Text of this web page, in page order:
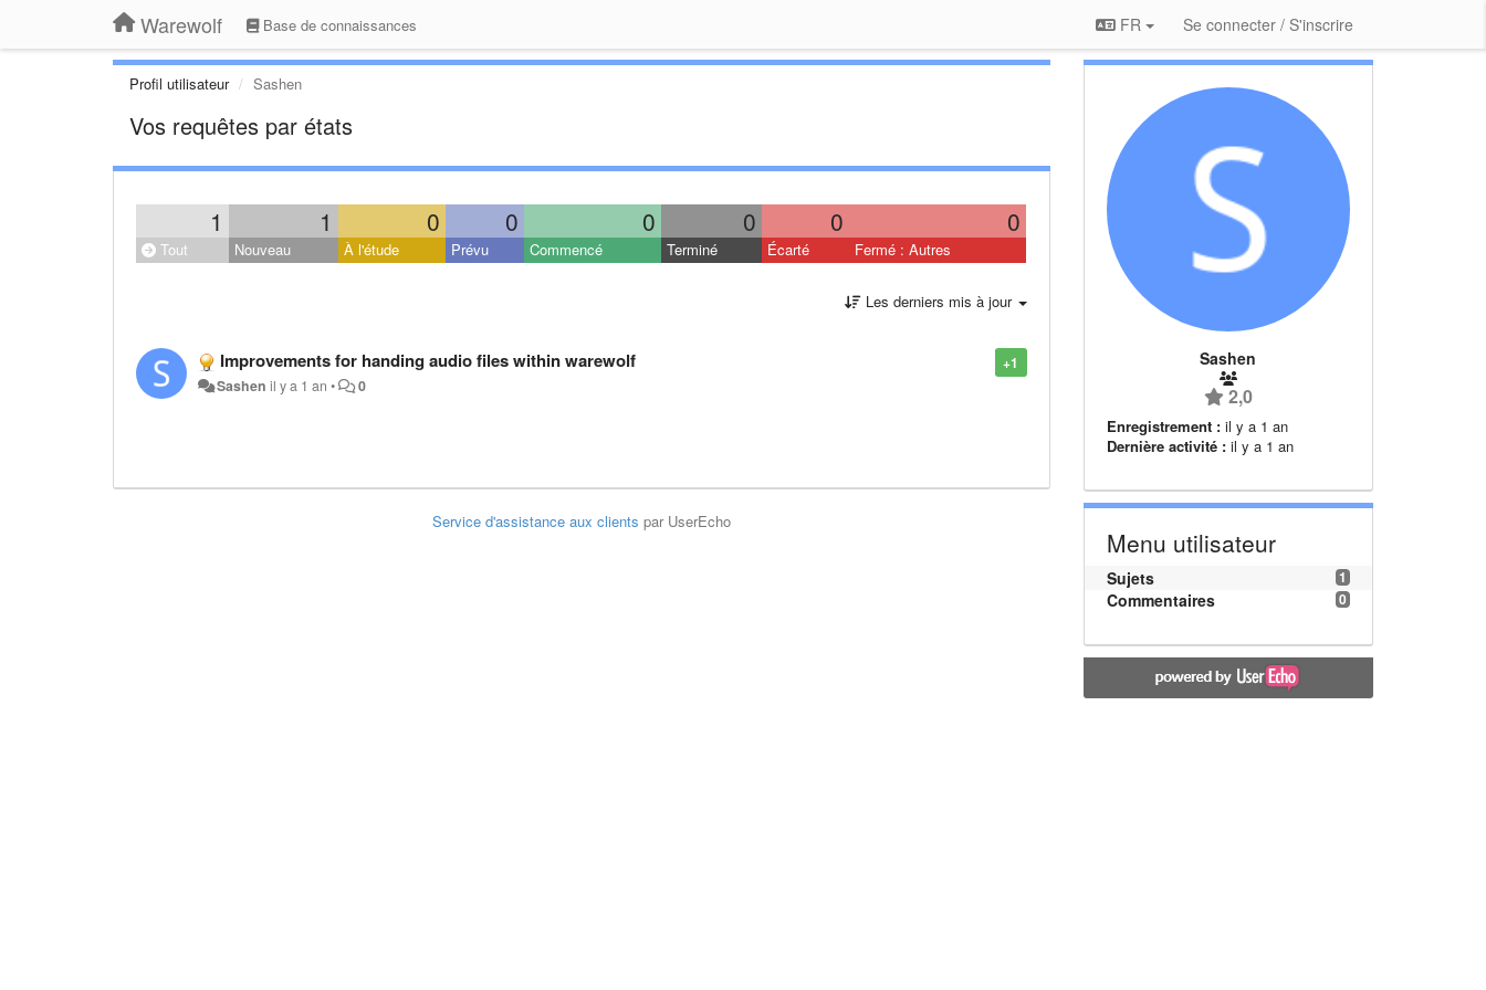
Warewolf Base de connaissances FR Se connecter / S'inscrire
Profil utilisateur Sashen
Vos requêtes par états
1 1 0 0 0 0 0 0
Tout Nouveau À l'étude Prévu Commencé Terminé Écarté Fermé : Autres
Les derniers mis à jour
+1
Improvements for handing audio files within warewolf
Sashen il y a 1 an • 0
Service d'assistance aux clients par UserEcho
Sashen
2,0
Enregistrement : il y a 1 an
Dernière activité : il y a 1 an
Menu utilisateur
1
Sujets
0
Commentaires